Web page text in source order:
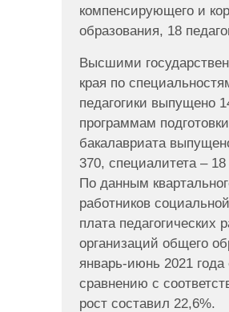
компенсирующего и
образования, 18
Высшими
края по
педагогики выпущено
программам
бакалавриата
370, специалитета – 18
По данным
работников
плата педагогических
организаций общего
январь-июнь 2021
сравнению с
рост составил 22,6%.